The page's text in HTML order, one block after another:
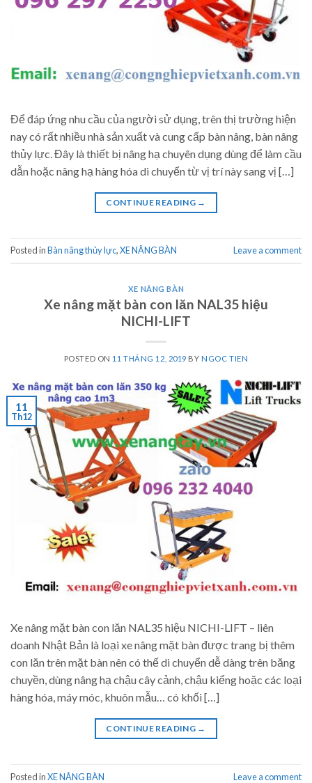
Để đáp ứng nhu cầu của người sử dụng, trên thị trường hiện
nay có rất nhiều nhà sản xuất và cung cấp bàn nâng, bàn nâng
thủy lực. Đây là thiết bị nâng hạ chuyên dụng dùng để làm cầu
dẫn hoặc nâng hạ hàng hóa di chuyển từ vị trí này sang vị […]
CONTINUE READING →
Posted inBàn nâng thủy lực,XE NÂNG BÀN Leave a comment
XE NÂNG BÀN
Xe nâng mặt bàn con lăn NAL35 hiệu
NICHI-LIFT
POSTED ON 11 THÁNG 12, 2019 BYNGOC TIEN
11
Th12
Xe nâng mặt bàn con lăn NAL35 hiệu NICHI-LIFT – liên
doanh Nhật Bản là loại xe nâng mặt bàn được trang bị thêm
con lăn trên mặt bàn nên có thế di chuyển dễ dàng trên băng
chuyền, dùng nâng hạ chậu cây cảnh, chậu kiểng hoặc các loại
hàng hóa, máy móc, khuôn mẫu… có khối […]
CONTINUE READING →
Posted inXE NÂNG BÀN Leave a comment